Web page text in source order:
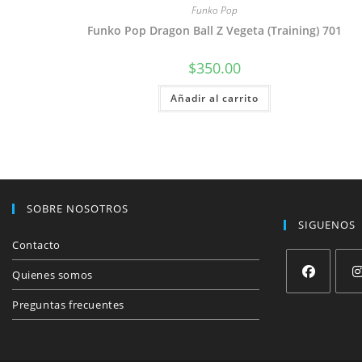
Funko Pop
Funko Pop Dragon Ball Z Vegeta (Training) 701
$350.00
Añadir al carrito
SOBRE NOSOTROS
Contacto
Quienes somos
Preguntas frecuentes
SIGUENOS